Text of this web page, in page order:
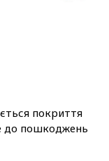
покриття
до пошкоджень